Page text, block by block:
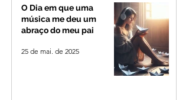
O Dia em que uma
música me deu um
abraço do meu pai
25 de mai. de 2025